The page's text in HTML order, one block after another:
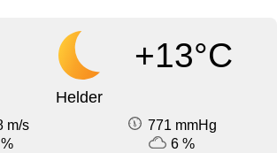
+13°C
Helder
m/s
771 mmHg
6 %